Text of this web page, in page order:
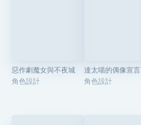
惡作劇魔女與不夜城
角色設計
達太喵的偶像宣言
角色設計